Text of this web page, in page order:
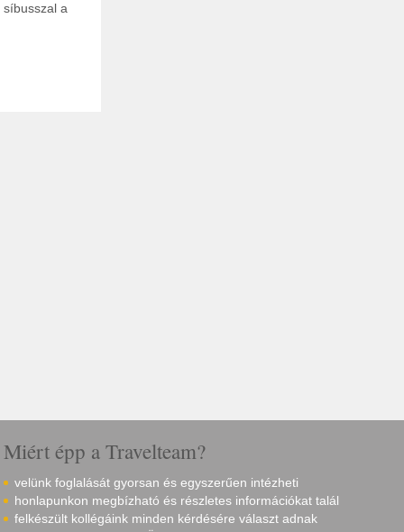
a
Miért épp a Travelteam?
velünk foglalását gyorsan és egyszerűen intézheti
honlapunkon megbízható és részletes információkat talál
felkészült kollégáink minden kérdésére választ adnak